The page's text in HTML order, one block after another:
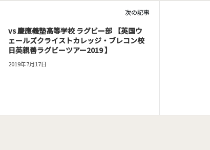
次の記事
vs 慶應義塾高等学校 ラグビー部 【英国ウ
ェールズクライストカレッジ・ブレコン校
日英親善ラグビーツアー2019 】
2019年7月17日